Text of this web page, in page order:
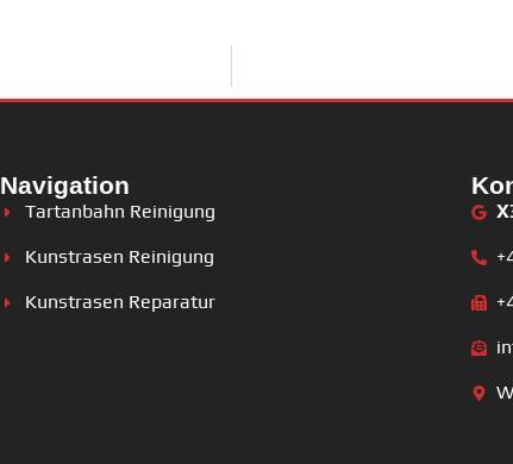
Navigation
Tartanbahn Reinigung
Kunstrasen Reinigung
Kunstrasen Reparatur